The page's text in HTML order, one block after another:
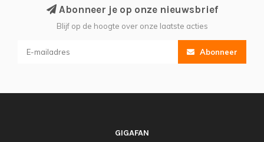
Abonneer je op onze nieuwsbrief
Blijf op de hoogte over onze laatste acties
Abonneer
GIGAFAN